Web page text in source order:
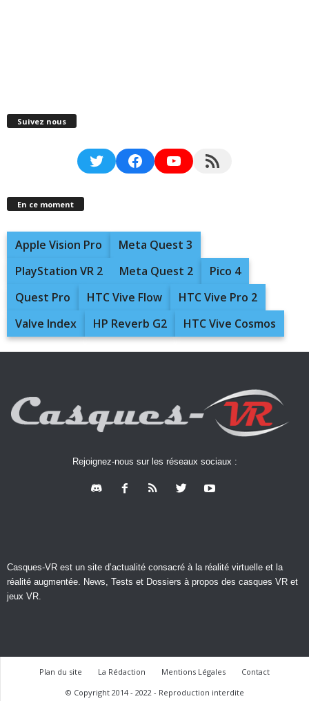
Suivez nous
TwitterFacebookYouTubeRSS Feed
En ce moment
Apple Vision Pro
Meta Quest 3
PlayStation VR 2
Meta Quest 2
Pico 4
Quest Pro
HTC Vive Flow
HTC Vive Pro 2
Valve Index
HP Reverb G2 HTC Vive Cosmos
Rejoignez-nous sur les réseaux sociaux :
Casques-VR est un site d’actualité consacré à la réalité virtuelle et la
réalité augmentée. News, Tests et Dossiers à propos des casques VR et
jeux VR.
Plan du site La Rédaction Mentions Légales
Contact
© Copyright 2014 - 2022 - Reproduction interdite